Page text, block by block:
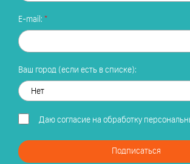
E-mail:
Ваш город (если есть в списке):
Даю согласие на обработку
Подписаться